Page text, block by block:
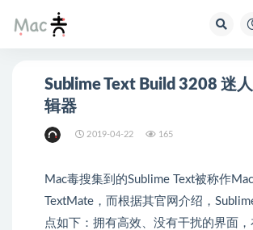
Sublime Text Build 3208 迷人的代码编
辑器
2019-04-22 165
Mac毒搜集到的Sublime Text被称作
TextMate，而根据其官网介绍，
点如下：拥有高效、没有干扰的界面